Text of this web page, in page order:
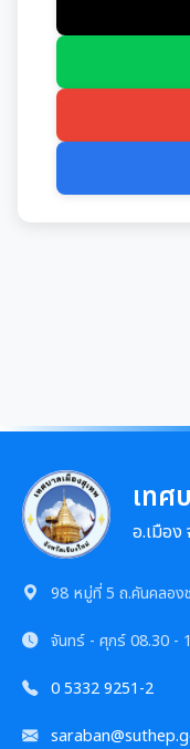
เทศ
อ.เมือง
98 หมู่ที่ 5 ถ.คันคลอง
จันทร์ - ศุกร์08.30 -
0 5332 9251-2